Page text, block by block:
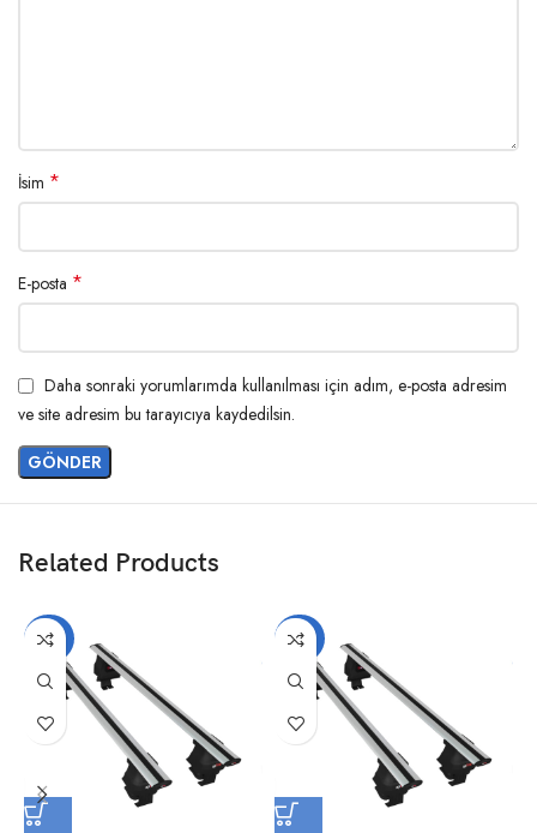
İsim *
E-posta *
Daha sonraki yorumlarımda kullanılması için adım, e-posta adresim
ve site adresim bu tarayıcıya kaydedilsin.
Related Products
-20% -20%